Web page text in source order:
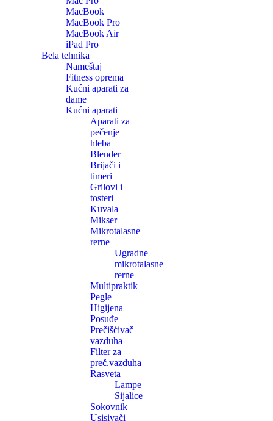
MacBook
MacBook Pro
MacBook Air
iPad Pro
Bela tehnika
Nameštaj
Fitness oprema
Kućni aparati za
dame
Kućni aparati
Aparati za
pečenje
hleba
Blender
Brijači i
timeri
Grilovi i
tosteri
Kuvala
Mikser
Mikrotalasne
rerne
Ugradne
mikrotalasne
rerne
Multipraktik
Pegle
Higijena
Posuđe
Prečišćivač
vazduha
Filter za
preč.vazduha
Rasveta
Lampe
Sijalice
Sokovnik
Usisivači